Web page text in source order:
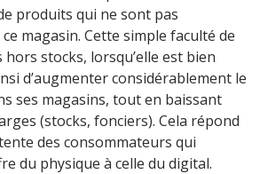
produits qui ne sont pas
magasin. Cette simple faculté de
stocks, lorsqu’elle est bien
d’augmenter considérablement le
ses magasins, tout en baissant
(stocks, fonciers). Cela répond
des consommateurs qui
du physique à celle du digital.